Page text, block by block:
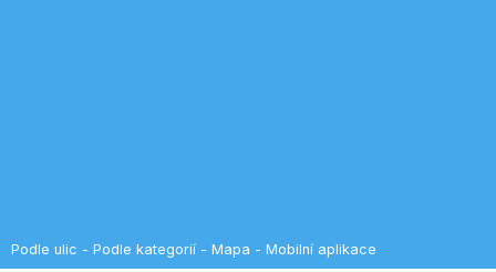
Podle ulic - Podle kategorií - Mapa - Mobilní aplikace